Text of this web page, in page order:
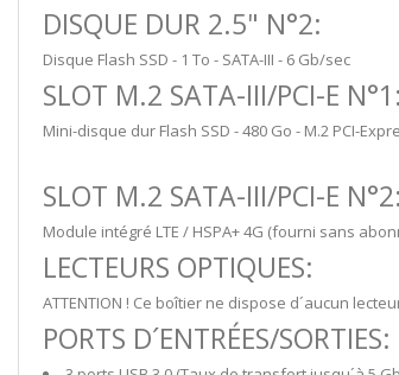
DISQUE DUR 2.5" N°2:
Disque Flash SSD - 1 To - SATA-III - 6 Gb/sec
SLOT M.2 SATA-III/PCI-E N°1:
Mini-disque dur Flash SSD - 480 Go - M.2 PCI-
SLOT M.2 SATA-III/PCI-E N°2:
Module intégré LTE / HSPA+ 4G (fourni sans
LECTEURS OPTIQUES:
ATTENTION ! Ce boîtier ne dispose d´aucun
PORTS D´ENTRÉES/SORTIES: